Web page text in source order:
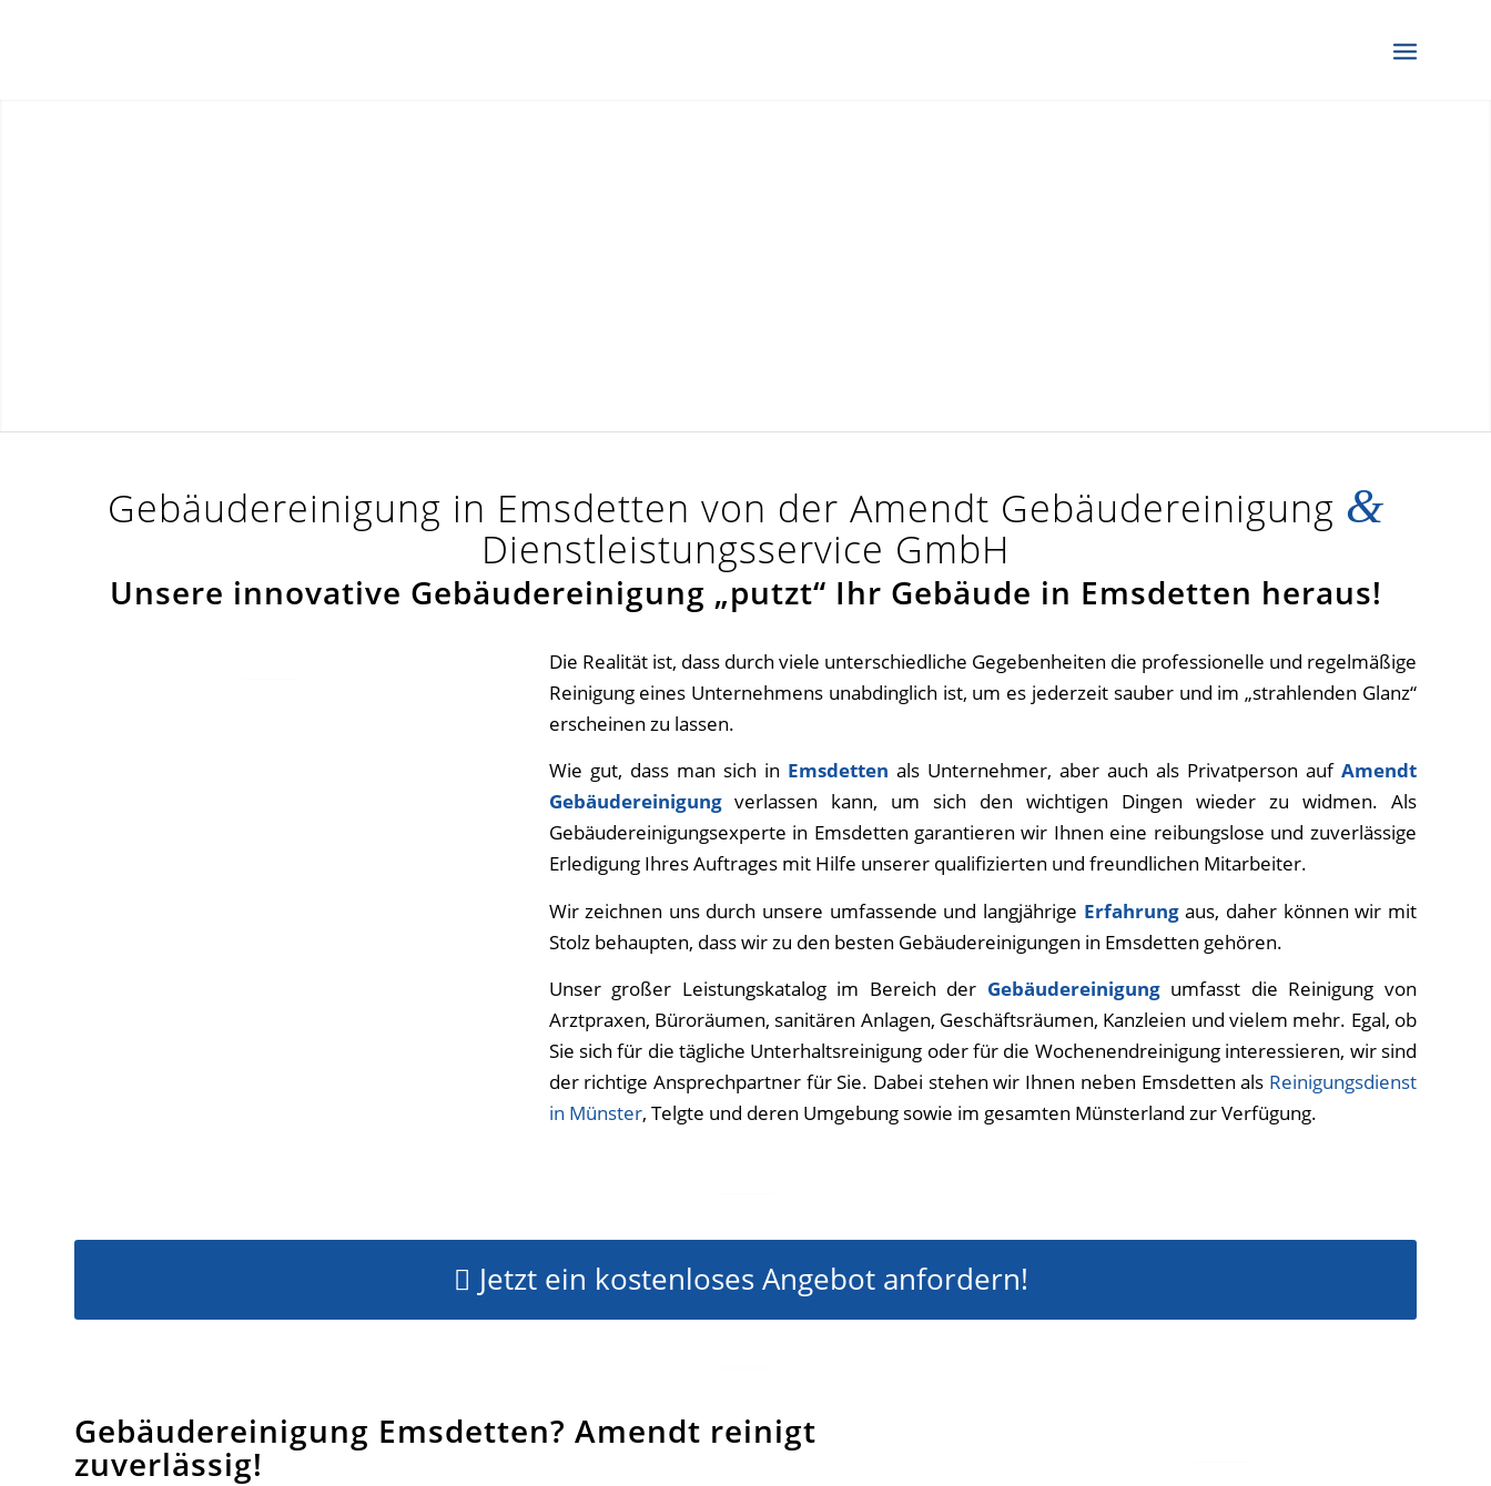
Gebäudereinigung in Emsdetten von der Amendt Gebäudereinigung &
Dienstleistungsservice GmbH
Unsere innovative Gebäudereinigung „putzt“ Ihr Gebäude in Emsdetten heraus!
Die Realität ist, dass durch viele unterschiedliche Gegebenheiten die professionelle und regelmäßige
Reinigung eines Unternehmens unabdinglich ist, um es jederzeit sauber und im „strahlenden Glanz“
erscheinen zu lassen.
Wie gut, dass man sich in Emsdetten als Unternehmer, aber auch als Privatperson auf Amendt
Gebäudereinigungverlassen kann, um sich den wichtigen Dingen wieder zu widmen. Als
Gebäudereinigungsexperte in Emsdetten garantieren wir Ihnen eine reibungslose und zuverlässige
Erledigung Ihres Auftrages mit Hilfe unserer qualifizierten und freundlichen Mitarbeiter.
Wir zeichnen uns durch unsere umfassende und langjährige Erfahrungaus, daher können wir mit
Stolz behaupten, dass wir zu den besten Gebäudereinigungen in Emsdetten gehören.
Unser großer Leistungskatalog im Bereich der Gebäudereinigungumfasst die Reinigung von
Arztpraxen, Büroräumen, sanitären Anlagen, Geschäftsräumen, Kanzleien und vielem mehr. Egal, ob
Sie sich für die tägliche Unterhaltsreinigung oder für die Wochenendreinigung interessieren, wir sind
der richtige Ansprechpartner für Sie. Dabei stehen wir Ihnen neben Emsdetten als Reinigungsdienst
in Münster, Telgte und deren Umgebung sowie im gesamten Münsterland zur Verfügung.
Jetzt ein kostenloses Angebot anfordern!
Gebäudereinigung Emsdetten? Amendt reinigt
zuverlässig!